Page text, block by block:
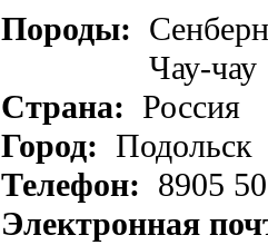
Породы:
Чау-чау
Страна: Россия
Город: Подольск
Телефон: 8905
Электронная